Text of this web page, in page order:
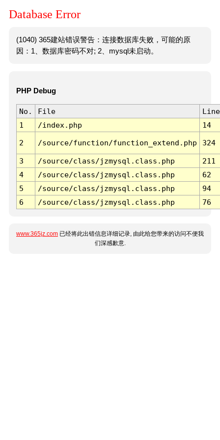
Database Error
(1040) 365建站错误警告：连接数据库失败，可能的原
因：1、数据库密码不对; 2、mysql未启动。
PHP Debug
No. File
Line
1
/index.php 14
2 /source/function/function_extend.php 324
3 /source/class/jzmysql.class.php
211
4
/source/class/jzmysql.class.php
62
5
/source/class/jzmysql.class.php
94
6
/source/class/jzmysql.class.php 76
www.365jz.com 已经将此出错信息详细记录, 由此给您带来的访问不便我
们深感歉意.